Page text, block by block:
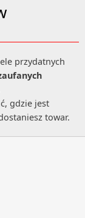
przydatnych
gdzie jest
towar.